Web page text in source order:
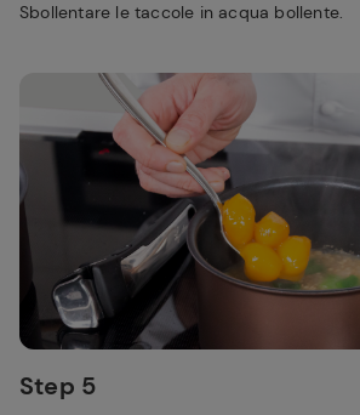
Sbollentare le taccole in acqua bollente.
Step 5